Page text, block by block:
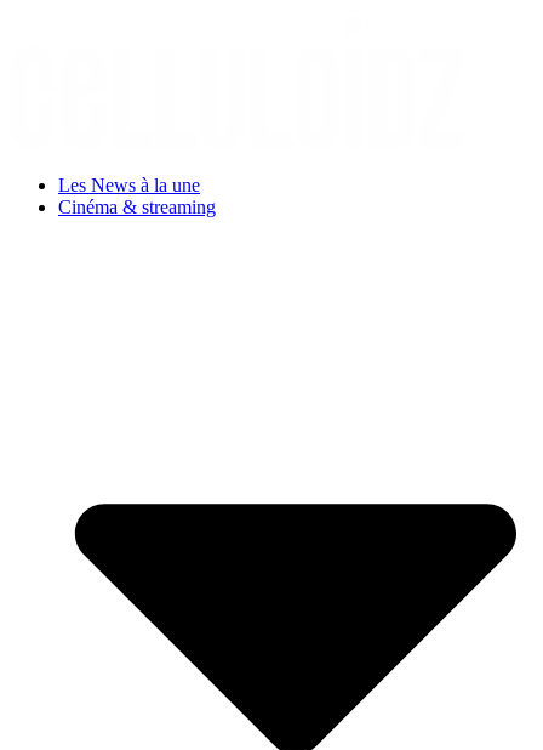
Les News à la une
Cinéma & streaming